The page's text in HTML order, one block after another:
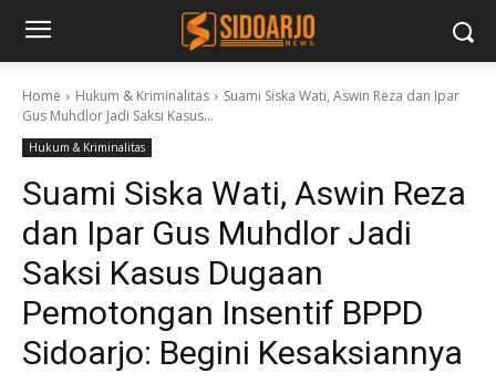
Home Hukum & Kriminalitas
Suami Siska Wati, Aswin Reza dan Ipar
Gus Muhdlor Jadi Saksi Kasus...
Hukum & Kriminalitas
Suami Siska Wati, Aswin Reza
dan Ipar Gus Muhdlor Jadi
Saksi Kasus Dugaan
Pemotongan Insentif BPPD
Sidoarjo: Begini Kesaksiannya